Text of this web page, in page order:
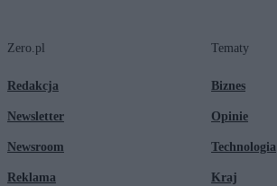
Zero.pl
Redakcja
Newsletter
Newsroom
Reklama
Tematy
Biznes
Opinie
Technologia
Kraj